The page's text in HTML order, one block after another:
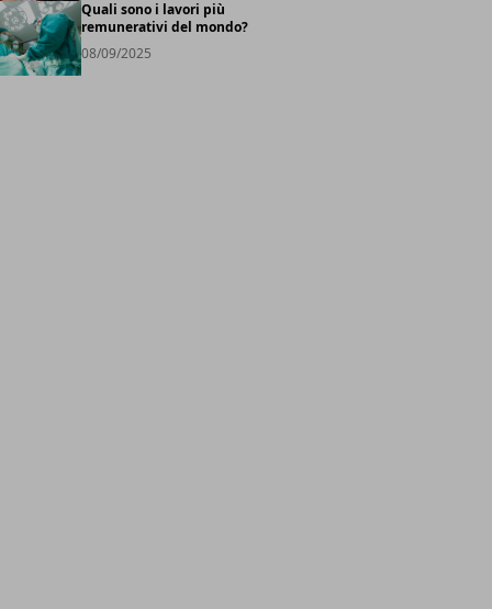
Quali sono i lavori più
remunerativi del mondo?
08/09/2025